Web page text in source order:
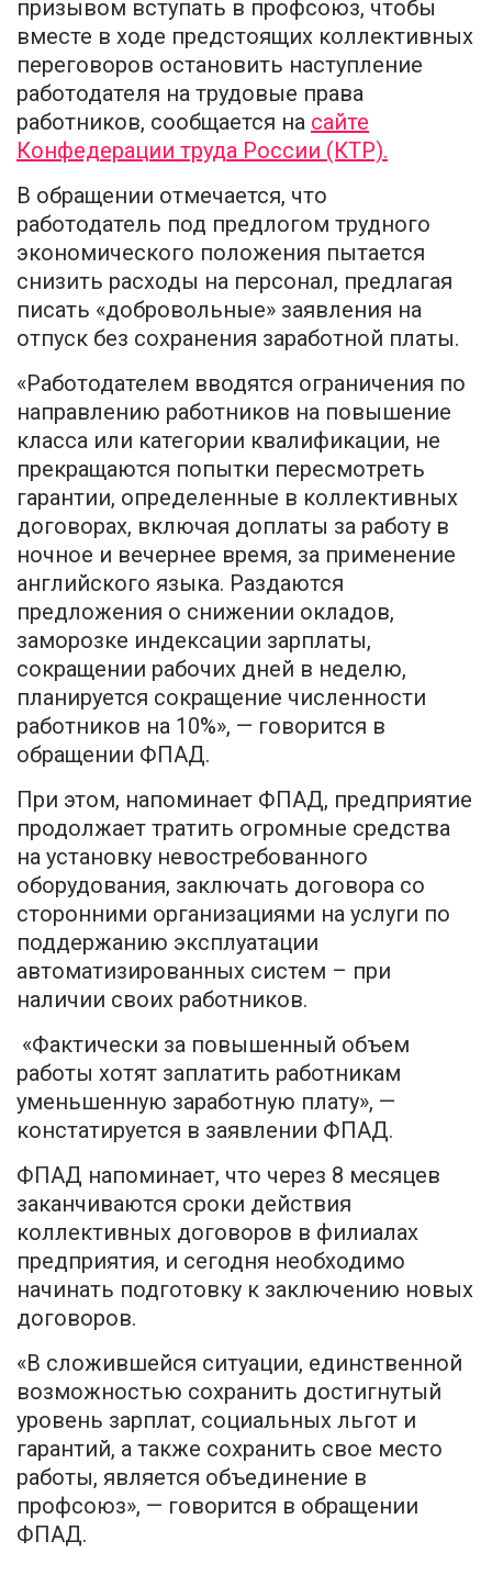
призывом вступать в профсоюз, чтобы
вместе в ходе предстоящих коллективных
переговоров остановить наступление
работодателя на трудовые права
работников, сообщается на сайте
Конфедерации труда России (КТР).
В обращении отмечается, что
работодатель под предлогом трудного
экономического положения пытается
снизить расходы на персонал, предлагая
писать «добровольные» заявления на
отпуск без сохранения заработной платы.
«Работодателем вводятся ограничения по
направлению работников на повышение
класса или категории квалификации, не
прекращаются попытки пересмотреть
гарантии, определенные в коллективных
договорах, включая доплаты за работу в
ночное и вечернее время, за применение
английского языка. Раздаются
предложения о снижении окладов,
заморозке индексации зарплаты,
сокращении рабочих дней в неделю,
планируется сокращение численности
работников на 10%», — говорится в
обращении ФПАД.
При этом, напоминает ФПАД, предприятие
продолжает тратить огромные средства
на установку невостребованного
оборудования, заключать договора со
сторонними организациями на услуги по
поддержанию эксплуатации
автоматизированных систем – при
наличии своих работников.
«Фактически за повышенный объем
работы хотят заплатить работникам
уменьшенную заработную плату», —
констатируется в заявлении ФПАД.
ФПАД напоминает, что через 8 месяцев
заканчиваются сроки действия
коллективных договоров в филиалах
предприятия, и сегодня необходимо
начинать подготовку к заключению новых
договоров.
«В сложившейся ситуации, единственной
возможностью сохранить достигнутый
уровень зарплат, социальных льгот и
гарантий, а также сохранить свое место
работы, является объединение в
профсоюз», — говорится в обращении
ФПАД.